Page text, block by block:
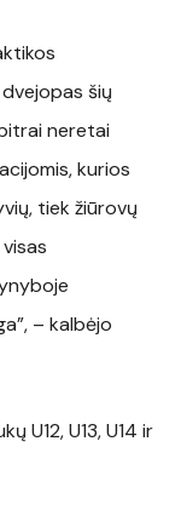
šių
neretai
kurios
tiek žiūrovų
– kalbėjo
U12, U13, U14 ir